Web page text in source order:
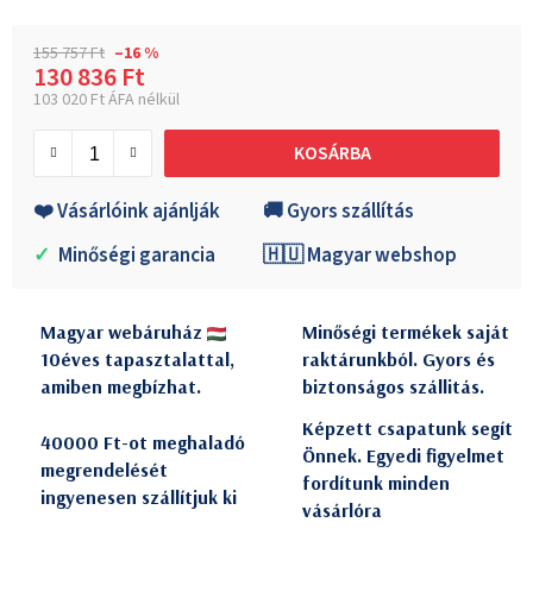
155 757 Ft –16 %
130 836 Ft
103 020 Ft ÁFA nélkül
KOSÁRBA
❤️ Vásárlóink ajánlják
🚚 Gyors szállítás
✓ Minőségi garancia 🇭🇺 Magyar webshop
Magyar webáruház
10éves tapasztalattal,
amiben megbízhat.
Minőségi termékek saját
raktárunkból. Gyors és
biztonságos szállitás.
40000 Ft-ot meghaladó
megrendelését
ingyenesen szállítjuk ki
Képzett csapatunk segít
Önnek. Egyedi figyelmet
fordítunk minden
vásárlóra